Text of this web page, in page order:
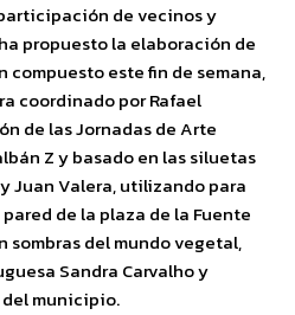
de vecinos y
propuesto la elaboración de
compuesto este fin de semana,
coordinado por Rafael
de las Jornadas de Arte
Z y basado en las siluetas
Juan Valera, utilizando para
de la plaza de la Fuente
sombras del mundo vegetal,
Sandra Carvalho y
municipio.